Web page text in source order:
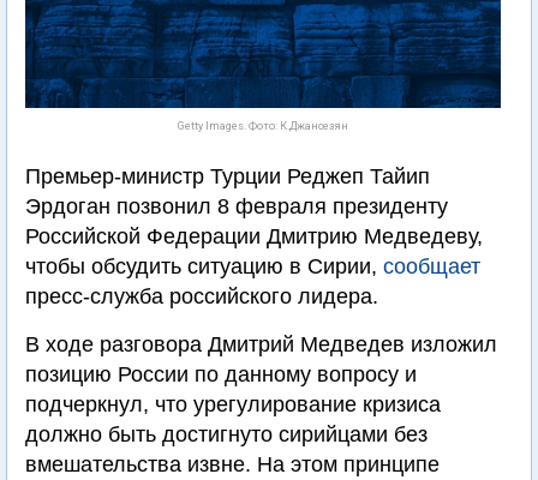
Getty Images. Фото: К.Джансезян
Премьер-министр Турции Реджеп Тайип
Эрдоган позвонил 8 февраля президенту
Российской Федерации Дмитрию Медведеву,
чтобы обсудить ситуацию в Сирии, сообщает
пресс-служба российского лидера.
В ходе разговора Дмитрий Медведев изложил
позицию России по данному вопросу и
подчеркнул, что урегулирование кризиса
должно быть достигнуто сирийцами без
вмешательства извне. На этом принципе